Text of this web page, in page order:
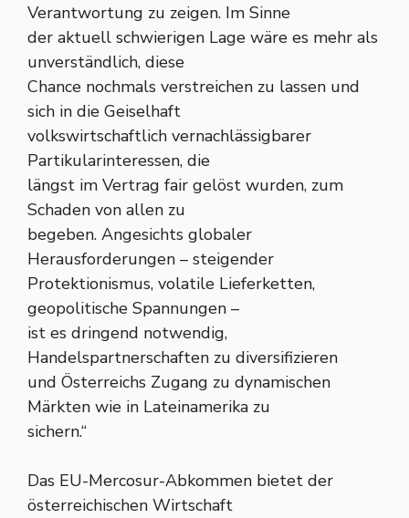
Verantwortung zu zeigen. Im Sinne
der aktuell schwierigen Lage wäre es mehr als
unverständlich, diese
Chance nochmals verstreichen zu lassen und
sich in die Geiselhaft
volkswirtschaftlich vernachlässigbarer
Partikularinteressen, die
längst im Vertrag fair gelöst wurden, zum
Schaden von allen zu
begeben. Angesichts globaler
Herausforderungen – steigender
Protektionismus, volatile Lieferketten,
geopolitische Spannungen –
ist es dringend notwendig,
Handelspartnerschaften zu diversifizieren
und Österreichs Zugang zu dynamischen
Märkten wie in Lateinamerika zu
sichern.“
Das EU-Mercosur-Abkommen bietet der
österreichischen Wirtschaft